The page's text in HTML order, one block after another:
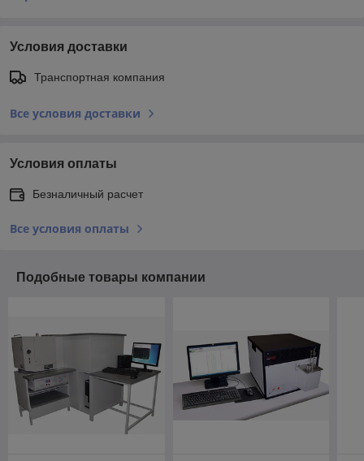
Условия доставки
Транспортная компания
Все условия доставки
Условия оплаты
Безналичный расчет
Все условия оплаты
Подобные товары компании